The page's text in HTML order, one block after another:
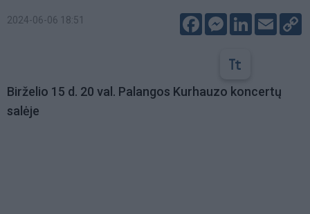
2024-06-06 18:51 FacebookMessenger
LinkedIn
Email
Birželio 15 d. 20 val. Palangos Kurhauzo koncertų
salėje